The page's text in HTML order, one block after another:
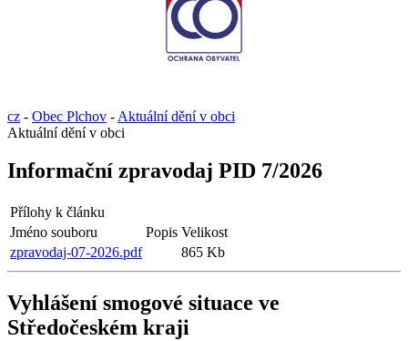
cz - Obec Plchov - Aktuální dění v obci
Aktuální dění v obci
Informační zpravodaj PID 7/2026
Přílohy k článku
Jméno souboru
Popis Velikost
zpravodaj-07-2026.pdf
865 Kb
Vyhlášení smogové situace ve
Středočeském kraji